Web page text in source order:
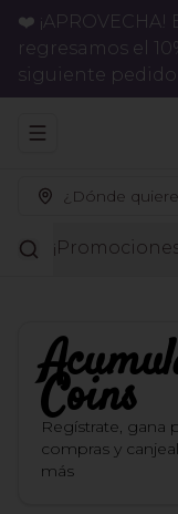
❤️ ¡APROVECHA!
regresamos el
siguiente pedido.
Abrir menu de
¿Dónde
Coins
Regístrate, gana
compras y
más